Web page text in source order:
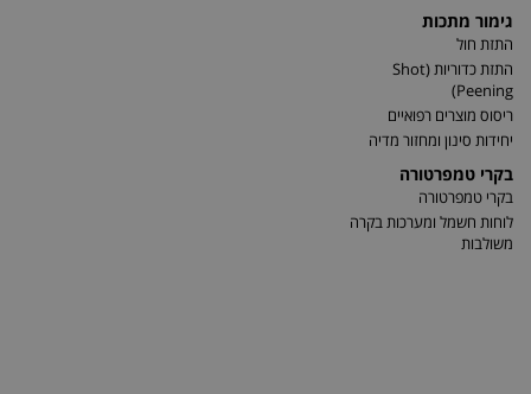
גימור מתכות
התזת חול
התזת כדוריות (Shot
Peening)
ריסוס מוצרים רפואיים
יחידות סינון ומחזור מדיה
בקרי טמפרטורה
בקרי טמפרטורה
לוחות חשמל ומערכות בקרה
משולבות